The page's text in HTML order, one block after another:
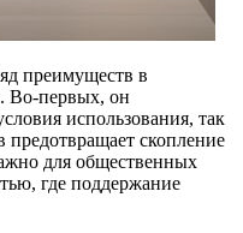
преимуществ в
Во-первых, он
использования, так
предотвращает скопление
для общественных
где поддержание